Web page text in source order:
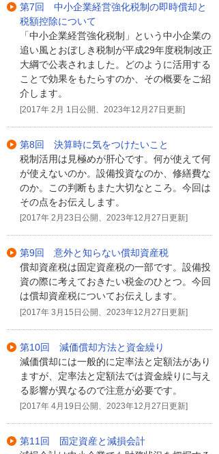
第7回 中小企業経営強化税制の即時償却と
税額控除について
「中小企業経営強化税制」という中小企業の
追い風とおぼしき税制が平成29年度税制改正
大綱で公表されました。どのように活用する
ことで効果をもたらすのか、その概要をご紹
介します。
[2017年 2月 1日公開、2023年12月27日更新]
第8回 決算時に気をつけたいこと
税制活用は見極めが肝心です。何が使えて何
が使えないのか。設備投資なのか、修繕費な
のか。この判断もまた大切なところ。今回は
その点をお伝えします。
[2017年 2月23日公開、2023年12月27日更新]
第9回 意外と知らない償却資産税
償却資産税は固定資産税の一部です。設備投
資の際に考えておきたい税金のひとつ。今回
は償却資産税についてお伝えします。
[2017年 3月15日公開、2023年12月27日更新]
第10回 減価償却方法と資金繰り
減価償却には一般的に定率法と定額法があり
ますが、定率法と定額法では資金繰りに与え
る影響が異なるので注意が必要です。
[2017年 4月19日公開、2023年12月27日更新]
第11回 固定資産と減損会計